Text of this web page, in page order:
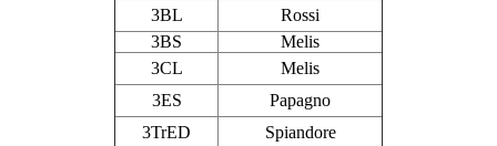
3BL
Rossi
3BS
Melis
3CL
Melis
3ES
Papagno
3TrED
Spiandore